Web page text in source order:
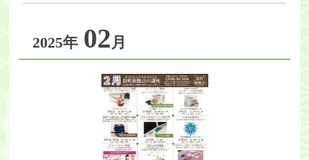
2025年 02月